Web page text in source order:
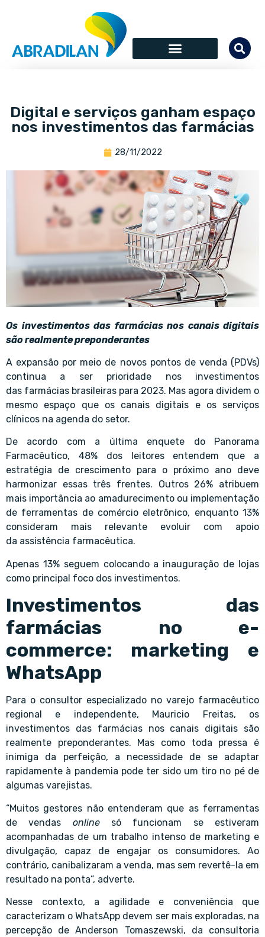
Digital e serviços ganham espaço
nos investimentos das farmácias
28/11/2022
Os investimentos das farmácias nos canais digitais
são realmente preponderantes
A expansão por meio de novos pontos de venda (PDVs)
continua a ser prioridade nos investimentos
das farmácias brasileiras para 2023. Mas agora dividem o
mesmo espaço que os canais digitais e os serviços
clínicos na agenda do setor.
De acordo com a última enquete do Panorama
Farmacêutico, 48% dos leitores entendem que a
estratégia de crescimento para o próximo ano deve
harmonizar essas três frentes. Outros 26% atribuem
mais importância ao amadurecimento ou implementação
de ferramentas de comércio eletrônico, enquanto 13%
consideram mais relevante evoluir com apoio
da assistência farmacêutica.
Apenas 13% seguem colocando a inauguração de lojas
como principal foco dos investimentos.
Investimentos das
farmácias no e-
commerce: marketing e
WhatsApp
Para o consultor especializado no varejo farmacêutico
regional e independente, Mauricio Freitas, os
investimentos das farmácias nos canais digitais são
realmente preponderantes. Mas como toda pressa é
inimiga da perfeição, a necessidade de se adaptar
rapidamente à pandemia pode ter sido um tiro no pé de
algumas varejistas.
“Muitos gestores não entenderam que as ferramentas
de vendas onlinesó funcionam se estiveram
acompanhadas de um trabalho intenso de marketing e
divulgação, capaz de engajar os consumidores. Ao
contrário, canibalizaram a venda, mas sem revertê-la em
resultado na ponta”, adverte.
Nesse contexto, a agilidade e conveniência que
caracterizam o WhatsApp devem ser mais exploradas, na
percepção deAnderson Tomaszewski, da consultoria